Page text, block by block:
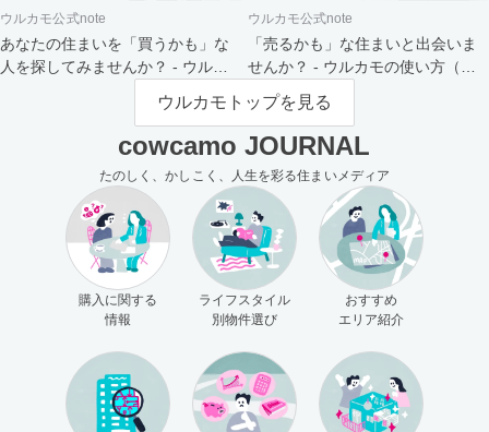
ウルカモ公式note
あなたの住まいを「買うかも」な
人を探してみませんか？ - ウルカ
ウルカモ公式note
「売るかも」な住まいと出会いま
せんか？ - ウルカモの使い方（買
主さま向け）
ウルカモトップを見る
cowcamo JOURNAL
たのしく、かしこく、人生を彩る住まいメディア
購入に関する
情報
ライフスタイル
別物件選び
おすすめ
エリア紹介